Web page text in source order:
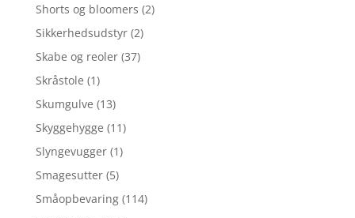
Shorts og bloomers (2)
Sikkerhedsudstyr (2)
Skabe og reoler (37)
Skråstole (1)
Skumgulve (13)
Skyggehygge (11)
Slyngevugger (1)
Smagesutter (5)
Småopbevaring (114)